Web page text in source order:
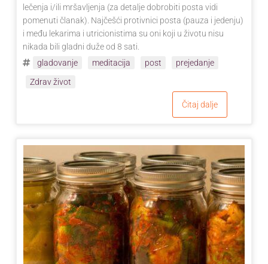
lečenja i/ili mršavljenja (za detalje dobrobiti posta vidi
pomenuti članak). Najčešći protivnici posta (pauza i jedenju)
i među lekarima i utricionistima su oni koji u životu nisu
nikada bili gladni duže od 8 sati.
gladovanje
meditacija post
prejedanje
Zdrav život
Čitaj dalje